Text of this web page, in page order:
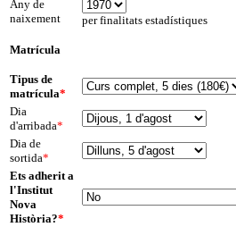
Any de
naixement
per finalitats estadístiques
Matrícula
Tipus de
matrícula*
Dia
d'arribada*
Dia de
sortida*
Ets adherit a
l'Institut
Nova
Història?*